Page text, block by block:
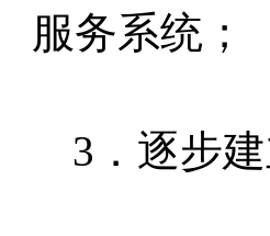
服务系统；
3 ．逐步